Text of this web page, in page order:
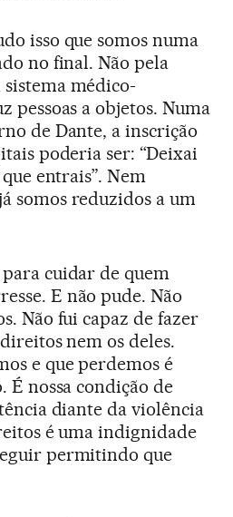
isso que somos numa
no final. Não pela
médico-
pessoas a objetos. Numa
de Dante, a inscrição
poderia ser: “Deixai
entrais”. Nem
somos reduzidos a um
cuidar de quem
E não pude. Não
Não fui capaz de fazer
nem os deles.
e que perdemos é
É nossa condição de
diante da violência
é uma indignidade
permitindo que